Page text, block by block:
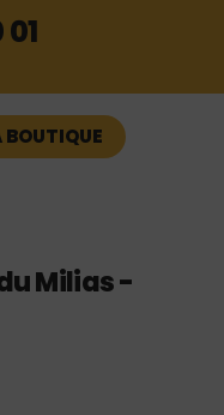
BOUTIQUE
Milias -